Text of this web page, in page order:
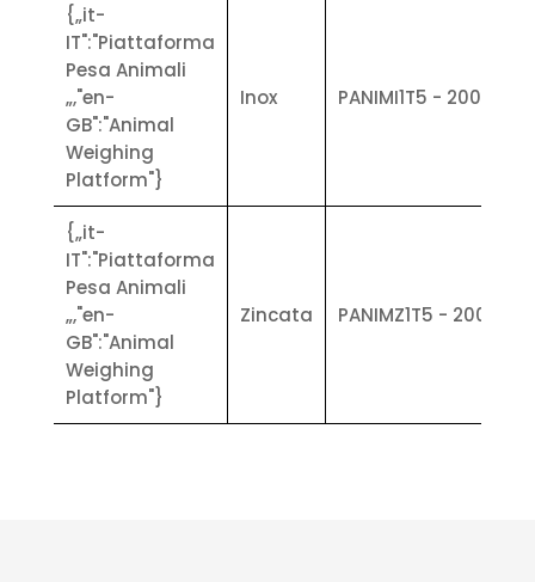
{„it-
IT":"Piattaforma
Pesa Animali
„,"en-
GB":"Animal
Weighing
Platform"}
Inox PANIMI1T5 - 200X1
{„it-
IT":"Piattaforma
Pesa Animali
„,"en-
GB":"Animal
Weighing
Platform"}
Zincata PANIMZ1T5 - 200X1